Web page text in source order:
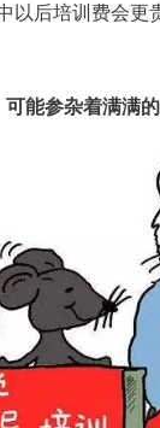
以后培训费会更
能参杂着满满